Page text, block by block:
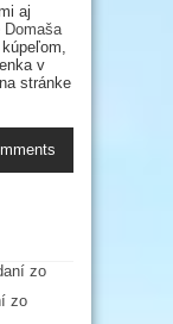
aj
Domaša
v
stránke
zo